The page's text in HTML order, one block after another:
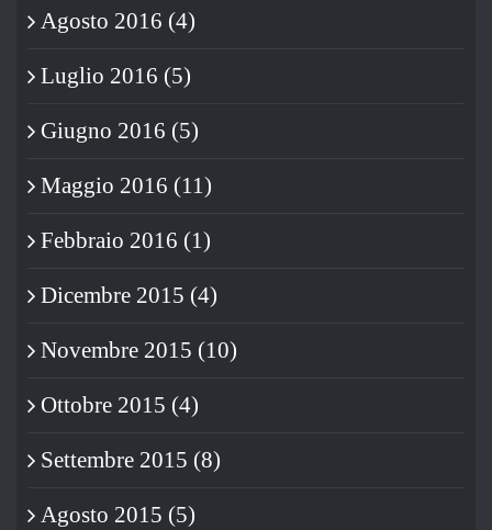
Agosto 2016 (4)
Luglio 2016 (5)
Giugno 2016 (5)
Maggio 2016 (11)
Febbraio 2016 (1)
Dicembre 2015 (4)
Novembre 2015 (10)
Ottobre 2015 (4)
Settembre 2015 (8)
Agosto 2015 (5)